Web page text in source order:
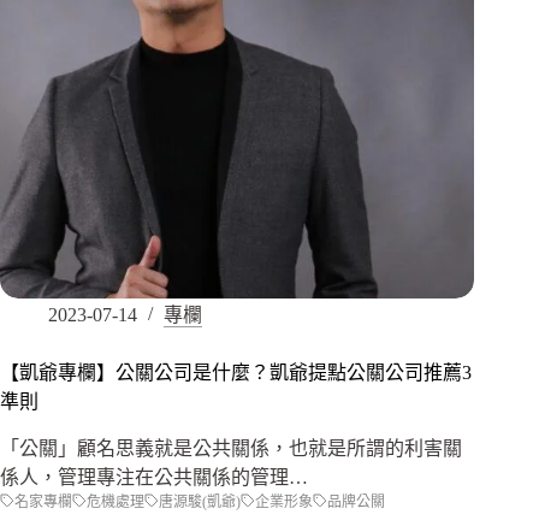
2023-07-14 專欄
【凱爺專欄】公關公司是什麼？凱爺提點公關公司推薦3
準則
「公關」顧名思義就是公共關係，也就是所謂的利害關
係人，管理專注在公共關係的管理…
名家專欄 危機處理 唐源駿(凱爺) 企業形象 品牌公關